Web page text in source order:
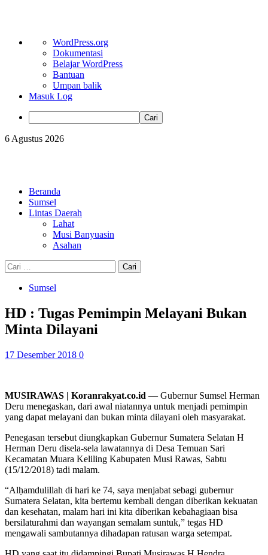
Tentang
WordPress
WordPress.org
Dokumentasi
Belajar WordPress
Bantuan
Umpan balik
Masuk Log
Cari
Skip
6 Agustus 2026
Beranda
Sumsel
Lintas Daerah
Lahat
Musi Banyuasin
Asahan
Cari
untuk:
Sumsel
HD : Tugas Pemimpin Melayani Bukan
Minta Dilayani
17 Desember 2018 0
MUSIRAWAS | Koranrakyat.co.id — Gubernur Sumsel Herman
Deru menegaskan, dari awal niatannya untuk menjadi pemimpin
yang dapat melayani dan bukan minta dilayani oleh masyarakat.
Penegasan tersebut diungkapkan Gubernur Sumatera Selatan H
Herman Deru disela-sela lawatannya di Desa Temuan Sari
Kecamatan Muara Keliling Kabupaten Musi Rawas, Sabtu
(15/12/2018) tadi malam.
“Alḥamdulillah di hari ke 74, saya menjabat sebagi gubernur
Sumatera Selatan, kita bertemu kembali dengan diberikan kekuatan
dan kesehatan, malam hari ini kita diberikan kebahagiaan bisa
bersilaturahmi dan wayangan semalam suntuk,” tegas HD
mengawali sambutannya dihadapan ratusan warga setempat.